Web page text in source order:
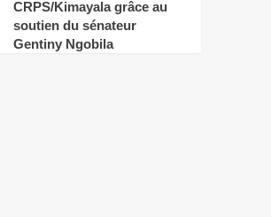
CRPS/Kimayala grâce au
soutien du sénateur
Gentiny Ngobila